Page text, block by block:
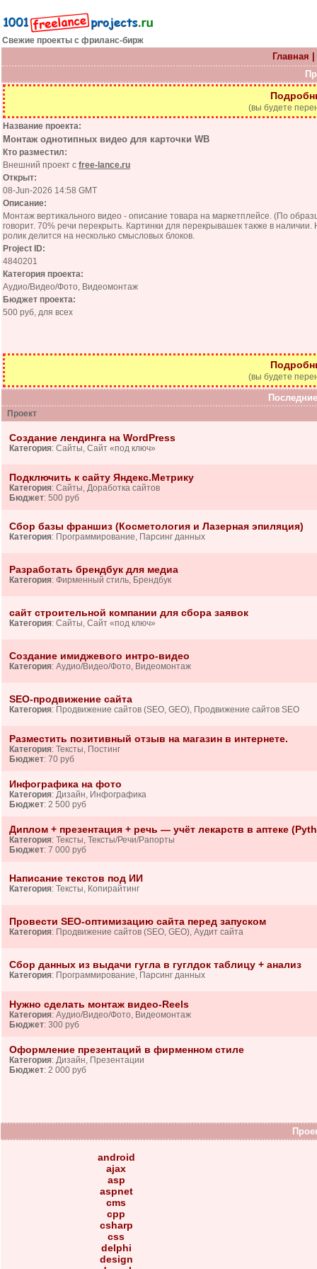
Свежие проекты с фриланс-бирж
Главная
(вы будете
Название проекта:
Монтаж однотипных видео для карточки WB
Кто разместил:
Внешний проект с free-lance.ru
Открыт:
08-Jun-2026 14:58 GMT
Описание:
Монтаж вертикального видео - описание товара на маркетплейсе. (По
говорит. 70% речи перекрыть. Картинки для перекрывашек также в
ролик делится на несколько смысловых блоков.
Project ID:
4840201
Категория проекта:
Аудио/Видео/Фото, Видеомонтаж
Бюджет проекта:
500 руб, для всех
(вы будете
Проект
Создание лендинга на WordPress
Категория: Сайты, Сайт «под ключ»
Подключить к сайту Яндекс.Метрику
Категория: Сайты, Доработка сайтов
Бюджет: 500 руб
Сбор базы франшиз (Косметология и Лазерная эпиляция)
Категория: Программирование, Парсинг данных
Разработать брендбук для медиа
Категория: Фирменный стиль, Брендбук
сайт строительной компании для сбора заявок
Категория: Сайты, Сайт «под ключ»
Создание имиджевого интро-видео
Категория: Аудио/Видео/Фото, Видеомонтаж
SEO-продвижение сайта
Категория: Продвижение сайтов (SEO, GEO), Продвижение сайтов SEO
Разместить позитивный отзыв на магазин в интернете.
Категория: Тексты, Постинг
Бюджет: 70 руб
Инфографика на фото
Категория: Дизайн, Инфографика
Бюджет: 2 500 руб
Диплом + презентация + речь — учёт лекарств в аптеке
Категория: Тексты, Тексты/Речи/Рапорты
Бюджет: 7 000 руб
Написание текстов под ИИ
Категория: Тексты, Копирайтинг
Провести SEO-оптимизацию сайта перед запуском
Категория: Продвижение сайтов (SEO, GEO), Аудит сайта
Сбор данных из выдачи гугла в гуглдок таблицу + анализ
Категория: Программирование, Парсинг данных
Нужно сделать монтаж видео-Reels
Категория: Аудио/Видео/Фото, Видеомонтаж
Бюджет: 300 руб
Оформление презентаций в фирменном стиле
Категория: Дизайн, Презентации
Бюджет: 2 000 руб
android
ajax
asp
aspnet
cms
cpp
csharp
css
delphi
design